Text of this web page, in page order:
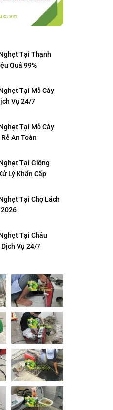
Tại Thạnh
Quả 99%
Tại Mỏ Cày
Vụ 24/7
Tại Mỏ Cày
An Toàn
Tại Giồng
Lý Khẩn Cấp
Tại Chợ Lách
2026
Tại Châu
Vụ 24/7